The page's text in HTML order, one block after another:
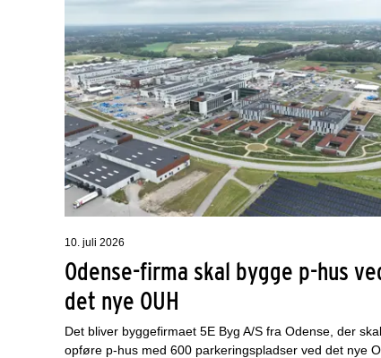
10. juli 2026
Odense-firma skal bygge p-hus
det nye OUH
Det bliver byggefirmaet 5E Byg A/S fra Odense, der skal
opføre p-hus med 600 parkeringspladser ved det nye